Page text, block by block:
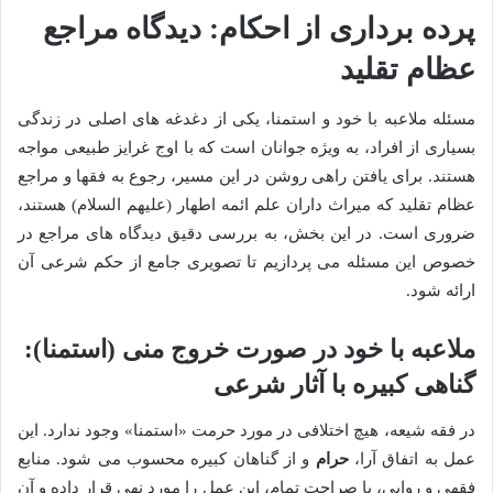
پرده برداری از احکام: دیدگاه مراجع
عظام تقلید
مسئله ملاعبه با خود و استمنا، یکی از دغدغه های اصلی در زندگی
بسیاری از افراد، به ویژه جوانان است که با اوج غرایز طبیعی مواجه
هستند. برای یافتن راهی روشن در این مسیر، رجوع به فقها و مراجع
عظام تقلید که میراث داران علم ائمه اطهار (علیهم السلام) هستند،
ضروری است. در این بخش، به بررسی دقیق دیدگاه های مراجع در
خصوص این مسئله می پردازیم تا تصویری جامع از حکم شرعی آن
ارائه شود.
ملاعبه با خود در صورت خروج منی (استمنا):
گناهی کبیره با آثار شرعی
در فقه شیعه، هیچ اختلافی در مورد حرمت «استمنا» وجود ندارد. این
عمل به اتفاق آرا،حرام و از گناهان کبیره محسوب می شود. منابع
فقهی و روایی، با صراحت تمام، این عمل را مورد نهی قرار داده و آن